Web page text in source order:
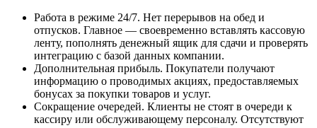
Работа в режиме 24/7. Нет перерывов на обед и
отпусков. Главное — своевременно вставлять кассовую
ленту, пополнять денежный ящик для сдачи и проверять
интеграцию с базой данных компании.
Дополнительная прибыль. Покупатели получают
информацию о проводимых акциях, предоставляемых
бонусах за покупки товаров и услуг.
Сокращение очередей. Клиенты не стоят в очереди к
кассиру или обслуживающему персоналу. Отсутствуют